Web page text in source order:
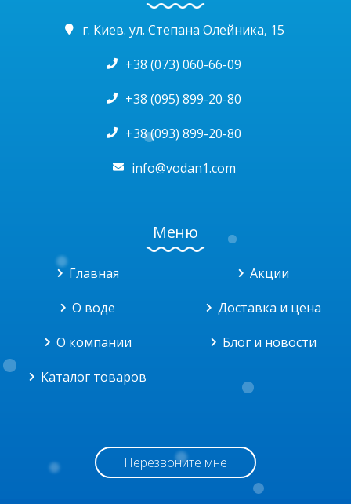
г. Киев. ул. Степана Олейника, 15
+38 (073) 060-66-09
+38 (095) 899-20-80
+38 (093) 899-20-80
info@vodan1.com
Меню
Главная
О воде
О компании
Каталог товаров
Акции
Доставка и цена
Блог и новости
Перезвоните мне